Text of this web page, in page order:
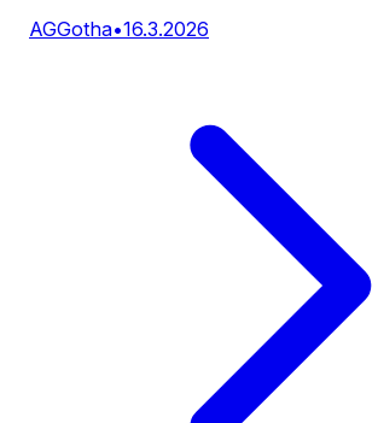
AGGotha•16.3.2026